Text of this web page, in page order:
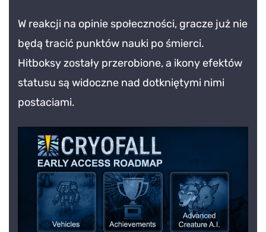
W reakcji na opinie społeczności, gracze już nie
będą tracić punktów nauki po śmierci.
Hitboksy zostały przerobione, a ikony efektów
statusu są widoczne nad dotkniętymi nimi
postaciami.